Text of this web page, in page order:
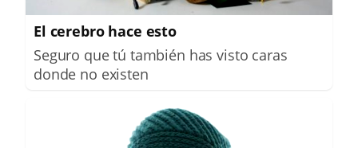
El cerebro hace esto
Seguro que tú también has visto caras
donde no existen